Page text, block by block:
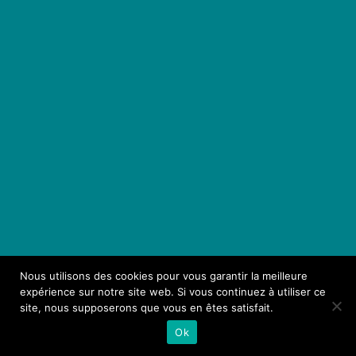
Nous utilisons des cookies pour vous garantir la meilleure
expérience sur notre site web. Si vous continuez à utiliser ce
site, nous supposerons que vous en êtes satisfait.
Ok